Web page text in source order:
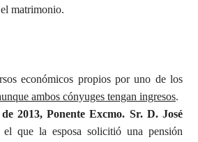
matrimonio.
económicos propios por uno de los
ambos cónyuges tengan ingresos.
2013, Ponente Excmo. Sr. D. José
que la esposa solicitió una pensión